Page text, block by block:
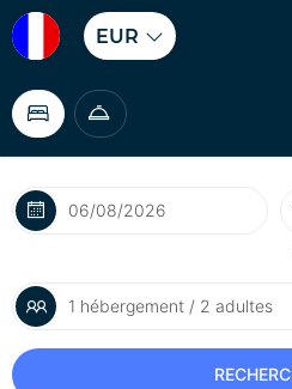
EUR
1 hébergement / 2 adultes